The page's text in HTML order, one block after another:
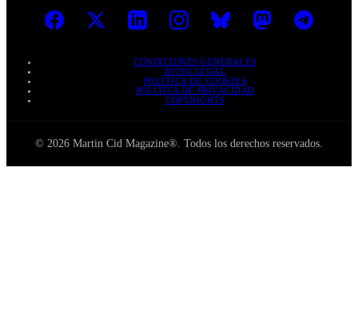
CONDICIONES GENERALES
AVISO LEGAL
POLÍTICA DE COOKIES
POLÍTICA DE PRIVACIDAD
COPYRIGHTS
© 2026 Martin Cid Magazine®. Todos los derechos reservados.